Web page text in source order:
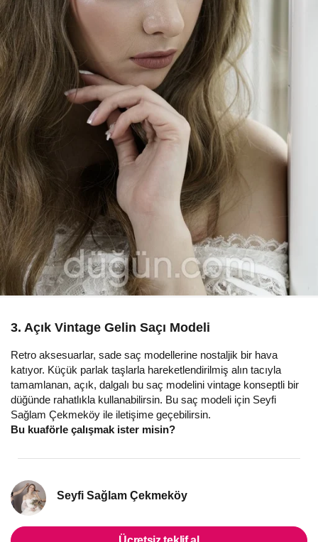
3. Açık Vintage Gelin Saçı Modeli
Retro aksesuarlar, sade saç modellerine nostaljik bir hava
katıyor. Küçük parlak taşlarla hareketlendirilmiş alın tacıyla
tamamlanan, açık, dalgalı bu saç modelini vintage konseptli bir
düğünde rahatlıkla kullanabilirsin. Bu saç modeli için Seyfi
Sağlam Çekmeköy ile iletişime geçebilirsin.
Bu kuaförle çalışmak ister misin?
Seyfi Sağlam Çekmeköy